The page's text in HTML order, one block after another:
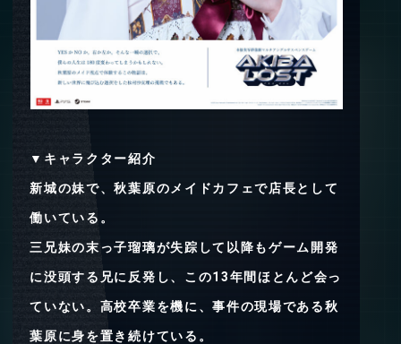
▼キャラクター紹介
新城の妹で、秋葉原のメイドカフェで店長として
働いている。
三兄妹の末っ子瑠璃が失踪して以降もゲーム開発
に没頭する兄に反発し、この13年間ほとんど会っ
ていない。高校卒業を機に、事件の現場である秋
葉原に身を置き続けている。